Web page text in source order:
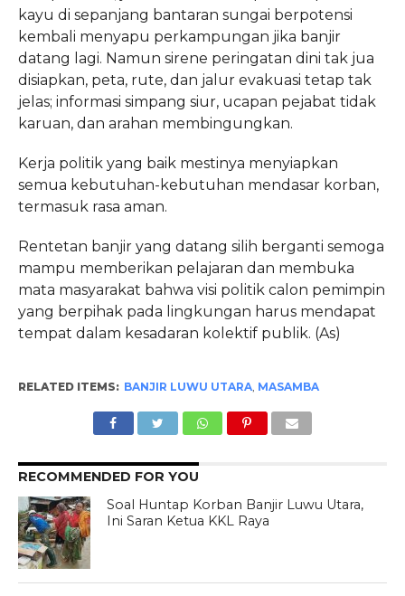
kayu di sepanjang bantaran sungai berpotensi
kembali menyapu perkampungan jika banjir
datang lagi. Namun sirene peringatan dini tak jua
disiapkan, peta, rute, dan jalur evakuasi tetap tak
jelas; informasi simpang siur, ucapan pejabat tidak
karuan, dan arahan membingungkan.
Kerja politik yang baik mestinya menyiapkan
semua kebutuhan-kebutuhan mendasar korban,
termasuk rasa aman.
Rentetan banjir yang datang silih berganti semoga
mampu memberikan pelajaran dan membuka
mata masyarakat bahwa visi politik calon pemimpin
yang berpihak pada lingkungan harus mendapat
tempat dalam kesadaran kolektif publik. (As)
RELATED ITEMS: BANJIR LUWU UTARA, MASAMBA
RECOMMENDED FOR YOU
Soal Huntap Korban Banjir Luwu Utara,
Ini Saran Ketua KKL Raya